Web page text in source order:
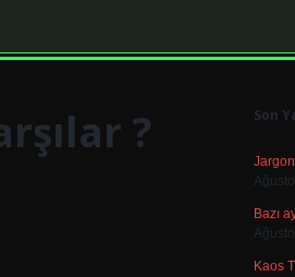
? Son
Bazı
Kaos